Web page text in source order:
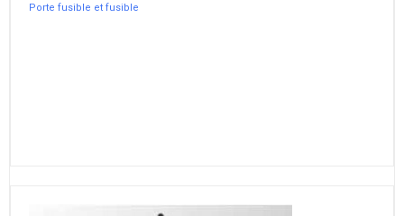
Porte fusible et fusible